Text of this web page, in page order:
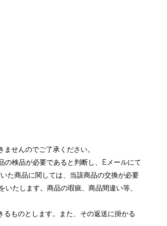
せんのでご了承ください。
の検品が必要であると判断し、Eメールにて
た商品に関しては、当該商品の交換が必要
たします。商品の瑕疵、商品間違い等、
ものとします。また、その返送に掛かる